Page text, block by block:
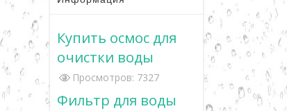
Купить осмос для
очистки воды
Просмотров: 7327
Фильтр для воды